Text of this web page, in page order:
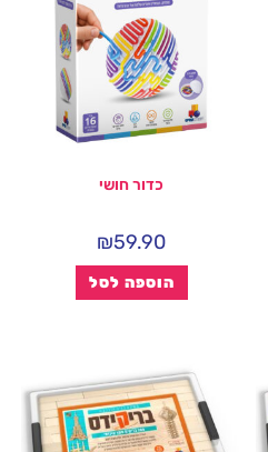
כדור חושי
₪59.90
הוספה לסל